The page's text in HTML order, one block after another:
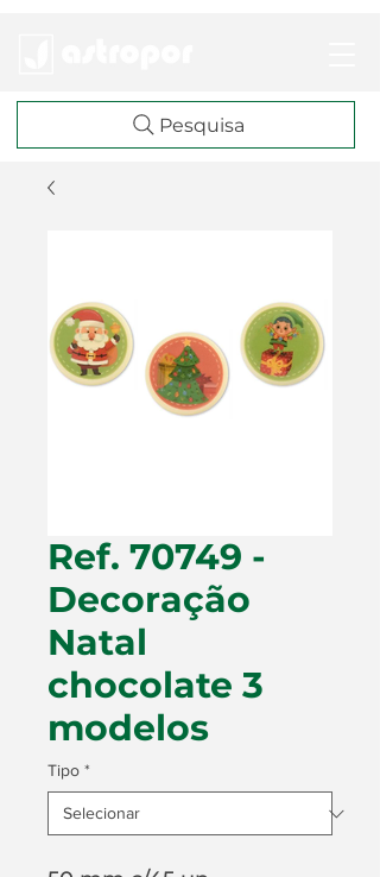
Pesquisa
Ref. 70749 -
Decoração
Natal
chocolate 3
modelos
Tipo *